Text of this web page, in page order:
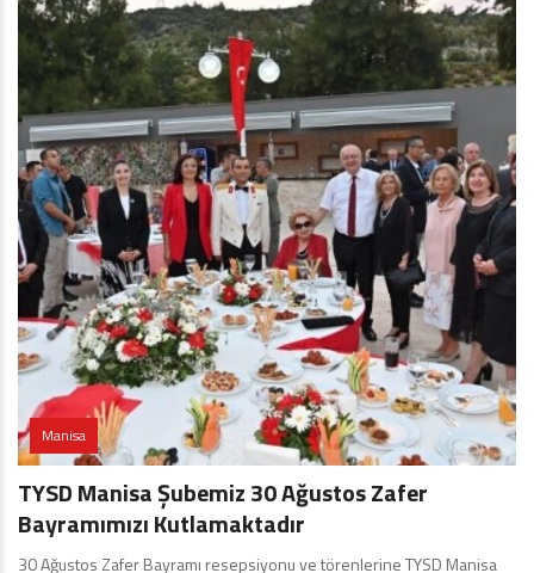
Manisa
TYSD Manisa Şubemiz 30 Ağustos Zafer
Bayramımızı Kutlamaktadır
30 Ağustos Zafer Bayramı resepsiyonu ve törenlerine TYSD Manisa